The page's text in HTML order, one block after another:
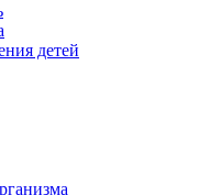
детей